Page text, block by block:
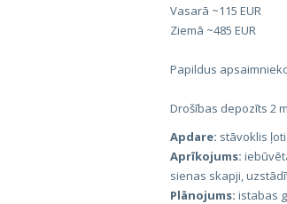
Vasarā ~115 EUR
Ziemā ~485 EUR
Papildus
Drošības depozīts 2
Apdare: stāvoklis
Aprīkojums:
sienas skapji,
Plānojums: istabas